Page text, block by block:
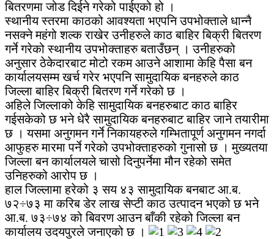
बितरणमा जोड दिईने गरेको पाईएको हो ।
स्थानीय स्तरमा काठको आवश्यता भएपनि उपभोक्ताले धान्नै
नसक्ने महंगो शल्क राखेर उनीहरुले काठ बाहिर बिक्री बितरण
गर्ने गरेको स्थानीय उपभोक्ताहरु बताउँछन् । उनीहरुको
अनुसार ठेकेदारबाट मोटो रकम आउने आशामा केहि पैसा बन
कार्यालयसम्म खर्च गरेर भएपनि सामुदायिक बनहरुले काठ
जिल्ला बाहिर बिक्री बितरण गर्ने गरेको छ ।
अहिले जिल्लाको केहि सामुदायिक बनहरुबाट काठ बाहिर
गईसकेको छ भने धेरै सामुदायिक बनहरुबाट बाहिर जाने तयारीमा
छ । यसमा अनुगमन गर्ने निकायहरुले गम्भितापूर्ण अनुगमन नगर्दा
आफुहरु मारमा पर्ने गरेको उपभोक्ताहरुको गुनासो छ । मुख्यतया
जिल्ला बन कार्यालयले चासो दिनुपर्नेमा मौन रहेको समेत
उनिहरुको आरोप छ ।
हाल जिल्लामा हरेको ३ सय ४३ सामुदायिक बनबाट आ.ब.
७२÷७३ मा करिब डेर लाख सेप्टी काठ उत्पादन भएको छ भने
आ.ब. ७३÷७४ को बिवरण आउन बाँकी रहेको जिल्ला बन
कार्यालय उदयपुरले जनाएको छ ।